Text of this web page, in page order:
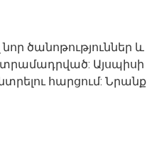
ծանոթություններ և
Այսպիսի
հարցում: Նրանք